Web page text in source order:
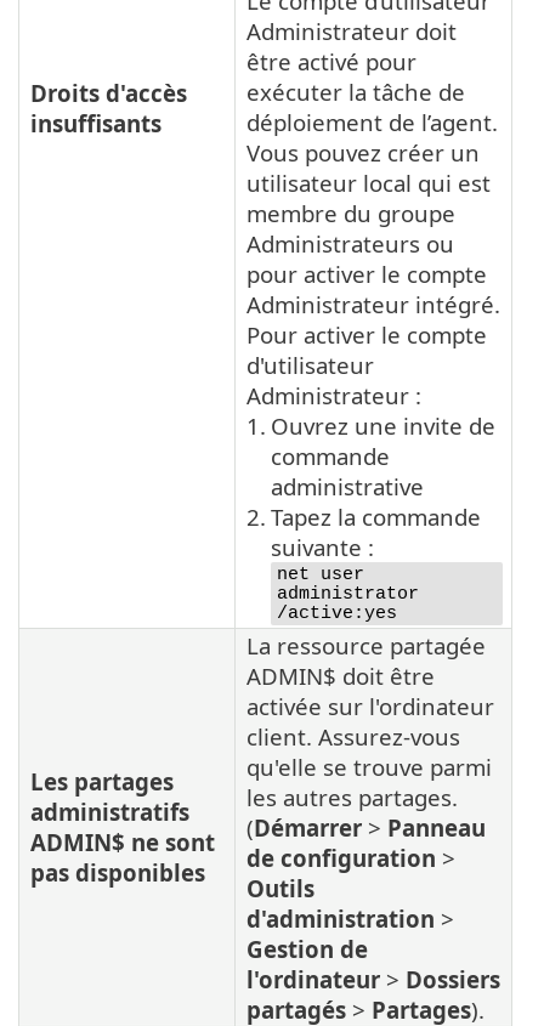
Droits d'accès
insuffisants
Administrateur doit
être activé pour
exécuter la tâche de
déploiement de l’agent.
Vous pouvez créer un
utilisateur local qui est
membre du groupe
Administrateurs ou
pour activer le compte
Administrateur intégré.
Pour activer le compte
d'utilisateur
Administrateur :
1. Ouvrez une invite de
commande
administrative
2. Tapez la commande
suivante :
net user
administrator
/active:yes
Les partages
administratifs
ADMIN$ ne sont
pas disponibles
La ressource partagée
ADMIN$ doit être
activée sur l'ordinateur
client. Assurez-vous
qu'elle se trouve parmi
les autres partages.
(Démarrer > Panneau
de configuration >
Outils
d'administration >
Gestion de
l'ordinateur > Dossiers
partagés > Partages).